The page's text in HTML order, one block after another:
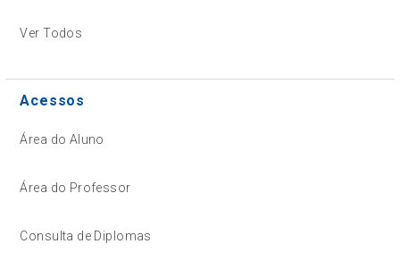
Ver Todos
Acessos
Área do Aluno
Área do Professor
Consulta de Diplomas